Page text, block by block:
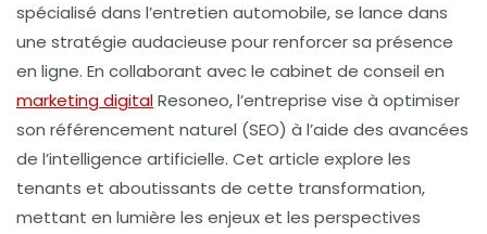
spécialisé dans l’entretien automobile, se lance dans
une stratégie audacieuse pour renforcer sa présence
en ligne. En collaborant avec le cabinet de conseil en
marketing digitalResoneo, l’entreprise vise à optimiser
son référencement naturel (SEO) à l’aide des avancées
de l’intelligence artificielle. Cet article explore les
tenants et aboutissants de cette transformation,
mettant en lumière les enjeux et les perspectives